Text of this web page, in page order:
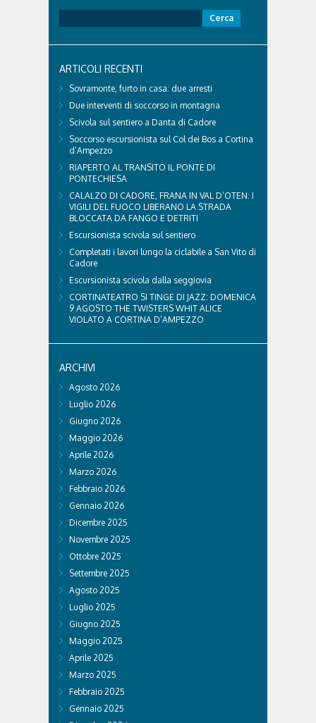
per:
ARTICOLI RECENTI
Sovramonte, furto in casa: due arresti
Due interventi di soccorso in montagna
Scivola sul sentiero a Danta di Cadore
Soccorso escursionista sul Col dei Bos a Cortina
d’Ampezzo
RIAPERTO AL TRANSITO IL PONTE DI
PONTECHIESA
CALALZO DI CADORE, FRANA IN VAL D’OTEN: I
VIGILI DEL FUOCO LIBERANO LA STRADA
BLOCCATA DA FANGO E DETRITI
Escursionista scivola sul sentiero
Completati i lavori lungo la ciclabile a San Vito di
Cadore
Escursionista scivola dalla seggiovia
CORTINATEATRO SI TINGE DI JAZZ: DOMENICA
9 AGOSTO THE TWISTERS WHIT ALICE
VIOLATO A CORTINA D’AMPEZZO
ARCHIVI
Agosto 2026
Luglio 2026
Giugno 2026
Maggio 2026
Aprile 2026
Marzo 2026
Febbraio 2026
Gennaio 2026
Dicembre 2025
Novembre 2025
Ottobre 2025
Settembre 2025
Agosto 2025
Luglio 2025
Giugno 2025
Maggio 2025
Aprile 2025
Marzo 2025
Febbraio 2025
Gennaio 2025